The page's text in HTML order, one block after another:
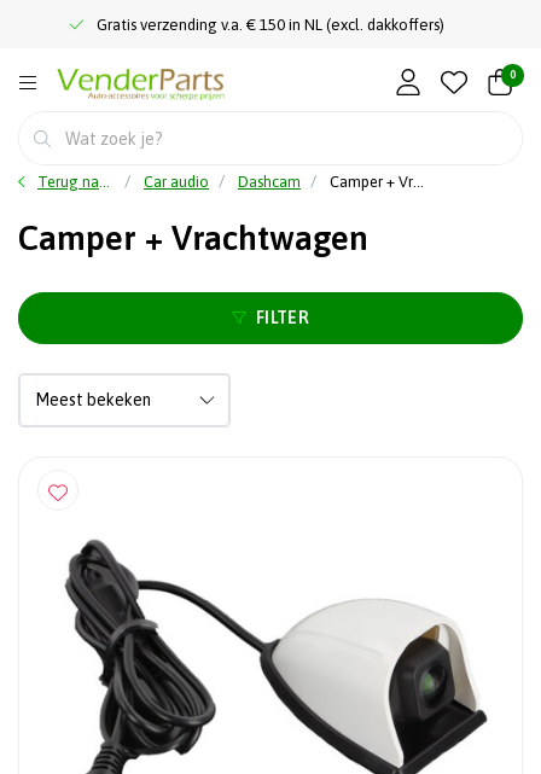
Gratis verzending v.a. € 150 in NL (excl. dakkoffers)
0
Terug naar home Car audio Dashcam Camper + Vrachtwagen
Camper + Vrachtwagen
FILTER